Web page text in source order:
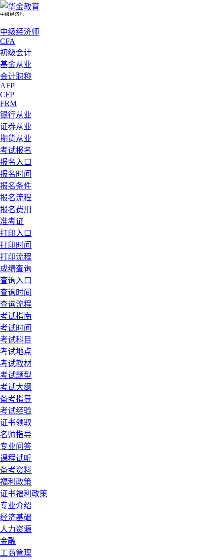
中级经济师
中级经济师
CFA
初级会计
基金从业
会计职称
AFP
CFP
FRM
银行从业
证券从业
期货从业
考试报名
报名入口
报名时间
报名条件
报名流程
报名费用
准考证
打印入口
打印时间
打印流程
成绩查询
查询入口
查询时间
查询流程
考试指南
考试时间
考试科目
考试地点
考试教材
考试题型
考试大纲
备考指导
考试经验
证书领取
名师指导
专业问答
课程试听
备考资料
福利政策
证书福利政策
专业介绍
经济基础
人力资源
金融
工商管理